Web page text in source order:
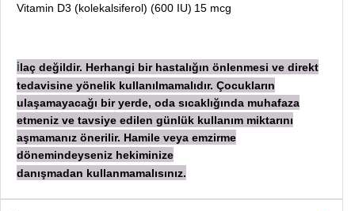
Vitamin D3 (kolekalsiferol) (600 IU) 15 mcg
laç değildir. Herhangi bir hastalığın önlenmesi ve direkt
tedavisine yönelik kullanılmamalıdır. Çocukların
ulaşamayacağı bir yerde, oda sıcaklığında muhafaza
etmeniz ve tavsiye edilen günlük kullanım miktarını
aşmamanız önerilir. Hamile veya emzirme
dönemindeyseniz hekiminize
danışmadan kullanmamalısınız.